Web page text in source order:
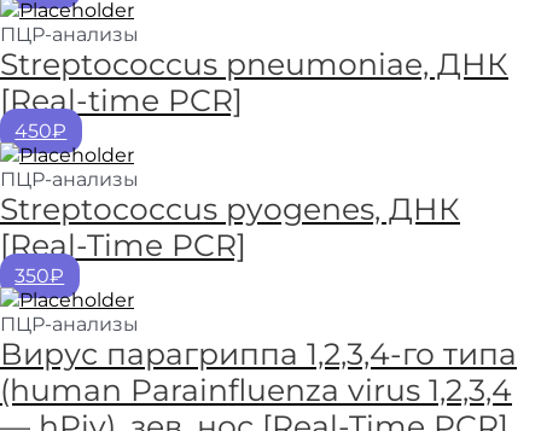
ПЦР-анализы
Streptococcus pneumoniae, ДНК
[Real-time PCR]
450₽
ПЦР-анализы
Streptococcus pyogenes, ДНК
[Real-Time PCR]
350₽
ПЦР-анализы
Вирус парагриппа 1,2,3,4-го типа
(human Parainfluenza virus 1,2,3,4